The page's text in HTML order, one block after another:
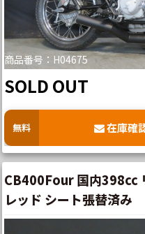
商品番号：H04675
SOLD OUT
無料 在庫確
CB400Four 国内398cc
レッド シート張替済み